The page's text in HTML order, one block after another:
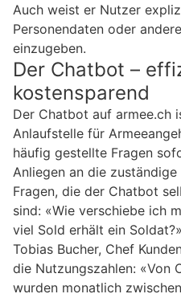
Auch weist er Nutzer
Personendaten oder
einzugeben.
Der Chatbot –
kostensparend
Der Chatbot auf armee.ch
Anlaufstelle für
häufig gestellte Fragen
Anliegen an die
Fragen, die der Chatbot
sind: «Wie verschiebe ich
viel Sold erhält ein
Tobias Bucher, Chef
die Nutzungszahlen: «Von
wurden monatlich